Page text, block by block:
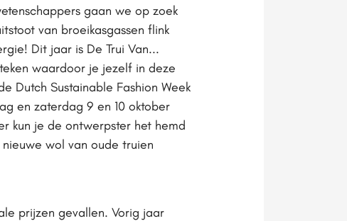
gaan we op zoek
van broeikasgassen flink
Dit jaar is De Trui Van...
waardoor je jezelf in deze
Dutch Sustainable Fashion Week
en zaterdag 9 en 10 oktober
kun je de ontwerpster het hemd
wol van oude truien
prijzen gevallen. Vorig jaar